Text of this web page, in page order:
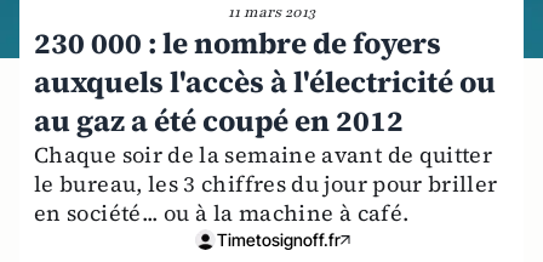
11 mars 2013
230 000 : le nombre de foyers
auxquels l'accès à l'électricité ou
au gaz a été coupé en 2012
Chaque soir de la semaine avant de quitter
le bureau, les 3 chiffres du jour pour briller
en société... ou à la machine à café.
Timetosignoff.fr